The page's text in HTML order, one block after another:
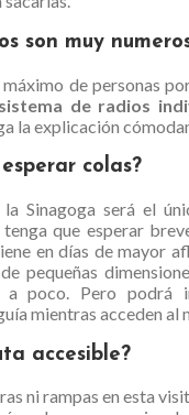
son muy
de personas
de radios
la explicación
colas?
Sinagoga será el
que esperar
en días de mayor
pequeñas
a poco. Pero podrá
mientras acceden al
accesible?
ni rampas en esta